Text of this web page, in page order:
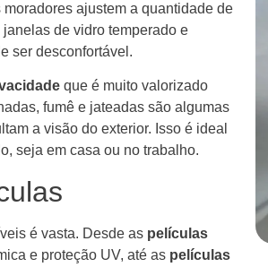
ajustem a quantidade de
de vidro temperado e
ser desconfortável.
que é muito valorizado
fumê e jateadas são algumas
a visão do exterior. Isso é ideal
seja em casa ou no trabalho.
é vasta. Desde as películas
e proteção UV, até as películas